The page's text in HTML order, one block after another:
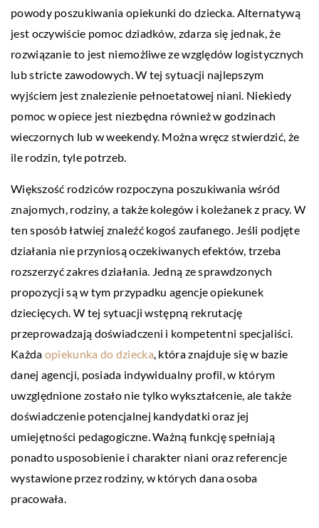
powody poszukiwania opiekunki do dziecka. Alternatywą
jest oczywiście pomoc dziadków, zdarza się jednak, że
rozwiązanie to jest niemożliwe ze względów logistycznych
lub stricte zawodowych. W tej sytuacji najlepszym
wyjściem jest znalezienie pełnoetatowej niani. Niekiedy
pomoc w opiece jest niezbędna również w godzinach
wieczornych lub w weekendy. Można wręcz stwierdzić, że
ile rodzin, tyle potrzeb.
Większość rodziców rozpoczyna poszukiwania wśród
znajomych, rodziny, a także kolegów i koleżanek z pracy. W
ten sposób łatwiej znaleźć kogoś zaufanego. Jeśli podjęte
działania nie przyniosą oczekiwanych efektów, trzeba
rozszerzyć zakres działania. Jedną ze sprawdzonych
propozycji są w tym przypadku agencje opiekunek
dziecięcych. W tej sytuacji wstępną rekrutację
przeprowadzają doświadczeni i kompetentni specjaliści.
Każda opiekunka do dziecka, która znajduje się w bazie
danej agencji, posiada indywidualny profil, w którym
uwzględnione zostało nie tylko wykształcenie, ale także
doświadczenie potencjalnej kandydatki oraz jej
umiejętności pedagogiczne. Ważną funkcję spełniają
ponadto usposobienie i charakter niani oraz referencje
wystawione przez rodziny, w których dana osoba
pracowała.